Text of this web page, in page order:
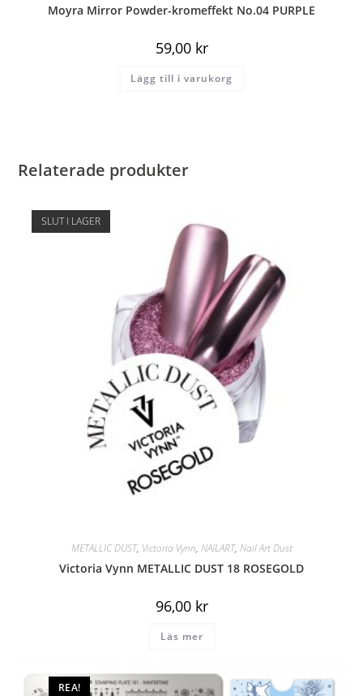
Moyra Mirror Powder-kromeffekt No.04 PURPLE
59,00 kr
Lägg till i varukorg
Relaterade produkter
SLUT I LAGER
METALLIC DUST, Victoria Vynn, NAILART, Nail Art Dust
Victoria Vynn METALLIC DUST 18 ROSEGOLD
96,00 kr
Läs mer
REA!